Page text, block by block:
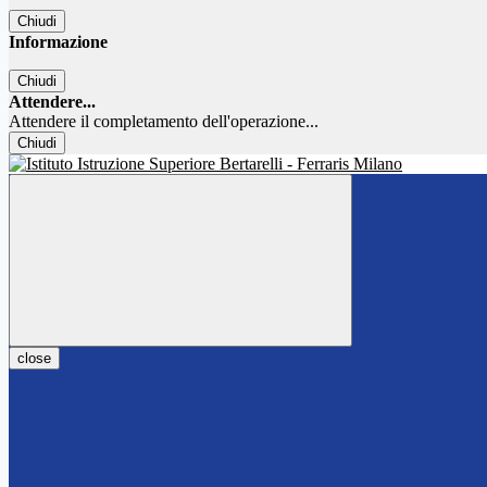
Chiudi
Informazione
Chiudi
Attendere...
Attendere il completamento dell'operazione...
Chiudi
close